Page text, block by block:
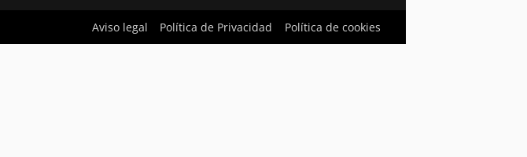
Aviso legal Política de Privacidad Política de cookies